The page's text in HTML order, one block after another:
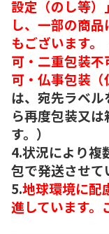
設定（のし等
し、一部の商
もございます。
可・二重包装
可・仏事包装（
は、宛先ラベ
ら再度包装又
す。）
4.状況により複
包で発送させて
5.地球環境に配
進しています。